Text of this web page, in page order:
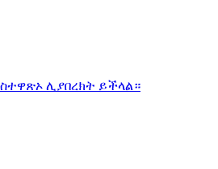
ሊያበረክት ይችላል።